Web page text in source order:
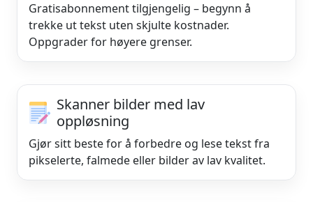
Gratisabonnement tilgjengelig – begynn å
trekke ut tekst uten skjulte kostnader.
Oppgrader for høyere grenser.
Skanner bilder med lav
oppløsning
Gjør sitt beste for å forbedre og lese tekst fra
pikselerte, falmede eller bilder av lav kvalitet.